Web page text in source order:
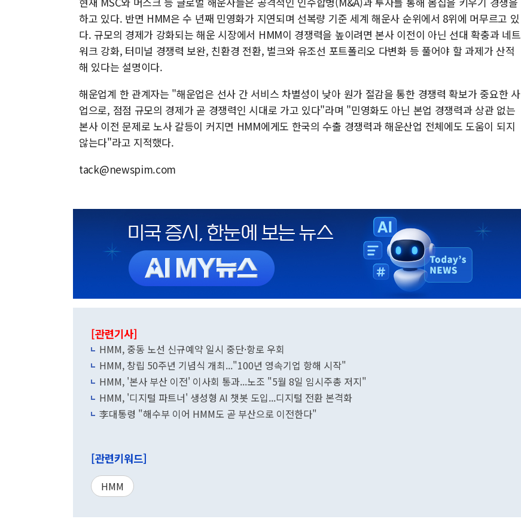
하고 있다. 반면 HMM은 수 년째 민영화가 지연되며 선복량 기준 세계 해운사 순위에서 8위에 머무르고 있
다. 규모의 경제가 강화되는 해운 시장에서 HMM이 경쟁력을 높이려면 본사 이전이 아닌 선대 확충과 네트
워크 강화, 터미널 경쟁력 보완, 친환경 전환, 벌크와 유조선 포트폴리오 다변화 등 풀어야 할 과제가 산적
해 있다는 설명이다.
해운업계 한 관계자는 "해운업은 선사 간 서비스 차별성이 낮아 원가 절감을 통한 경쟁력 확보가 중요한 사
업으로, 점점 규모의 경제가 곧 경쟁력인 시대로 가고 있다"라며 "민영화도 아닌 본업 경쟁력과 상관 없는
본사 이전 문제로 노사 갈등이 커지면 HMM에게도 한국의 수출 경쟁력과 해운산업 전체에도 도움이 되지
않는다"라고 지적했다.
tack@newspim.com
[관련기사]
HMM, 중동 노선 신규예약 일시 중단·항로 우회
HMM, 창립 50주년 기념식 개최..."100년 영속기업 항해 시작"
HMM, '본사 부산 이전' 이사회 통과...노조 "5월 8일 임시주총 저지"
HMM, '디지털 파트너' 생성형 AI 챗봇 도입...디지털 전환 본격화
李대통령 "해수부 이어 HMM도 곧 부산으로 이전한다"
[관련키워드]
HMM